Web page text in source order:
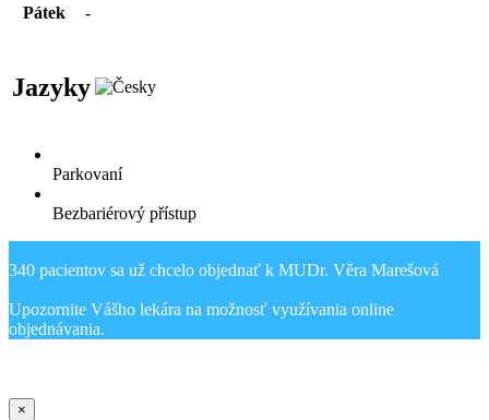
Pátek
-
Jazyky
Parkovaní
Bezbariérový přístup
340 pacientov sa už chcelo objednať k MUDr. Věra Marešová
Upozornite Vášho lekára na možnosť využívania online
×